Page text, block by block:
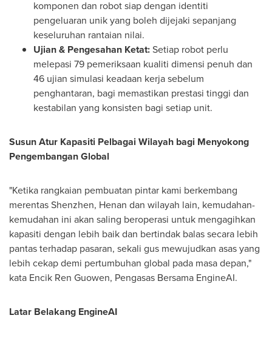
komponen dan robot siap dengan identiti
pengeluaran unik yang boleh dijejaki sepanjang
keseluruhan rantaian nilai.
Ujian & Pengesahan Ketat:Setiap robot perlu
melepasi 79 pemeriksaan kualiti dimensi penuh dan
46 ujian simulasi keadaan kerja sebelum
penghantaran, bagi memastikan prestasi tinggi dan
kestabilan yang konsisten bagi setiap unit.
Susun Atur Kapasiti Pelbagai Wilayah bagi Menyokong
Pengembangan Global
"Ketika rangkaian pembuatan pintar kami berkembang
merentas Shenzhen, Henan dan wilayah lain, kemudahan-
kemudahan ini akan saling beroperasi untuk mengagihkan
kapasiti dengan lebih baik dan bertindak balas secara lebih
pantas terhadap pasaran, sekali gus mewujudkan asas yang
lebih cekap demi pertumbuhan global pada masa depan,"
kata Encik Ren Guowen, Pengasas Bersama EngineAI.
Latar Belakang EngineAI